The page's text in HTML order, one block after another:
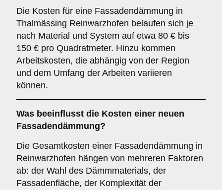
Die Kosten für eine Fassadendämmung in
Thalmässing Reinwarzhofen belaufen sich je
nach Material und System auf etwa 80 € bis
150 € pro Quadratmeter. Hinzu kommen
Arbeitskosten, die abhängig von der Region
und dem Umfang der Arbeiten variieren
können.
Was beeinflusst die Kosten einer neuen
Fassadendämmung?
Die Gesamtkosten einer Fassadendämmung in
Reinwarzhofen hängen von mehreren Faktoren
ab: der Wahl des Dämmmaterials, der
Fassadenfläche, der Komplexität der